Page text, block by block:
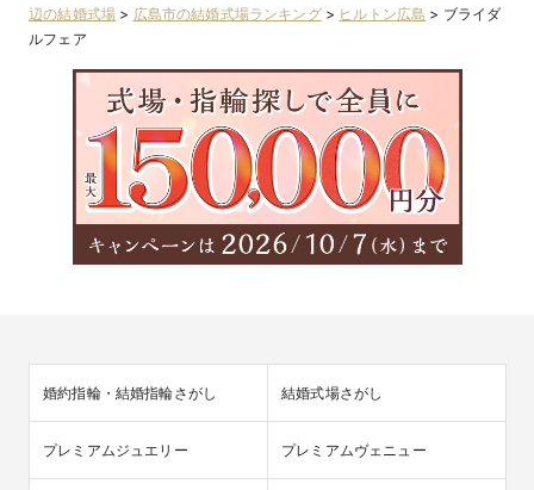
辺の結婚式場 > 広島市の結婚式場ランキング> ヒルトン広島 > ブライダ
ルフェア
婚約指輪・結婚指輪さがし 結婚式場さがし
プレミアムジュエリー プレミアムヴェニュー